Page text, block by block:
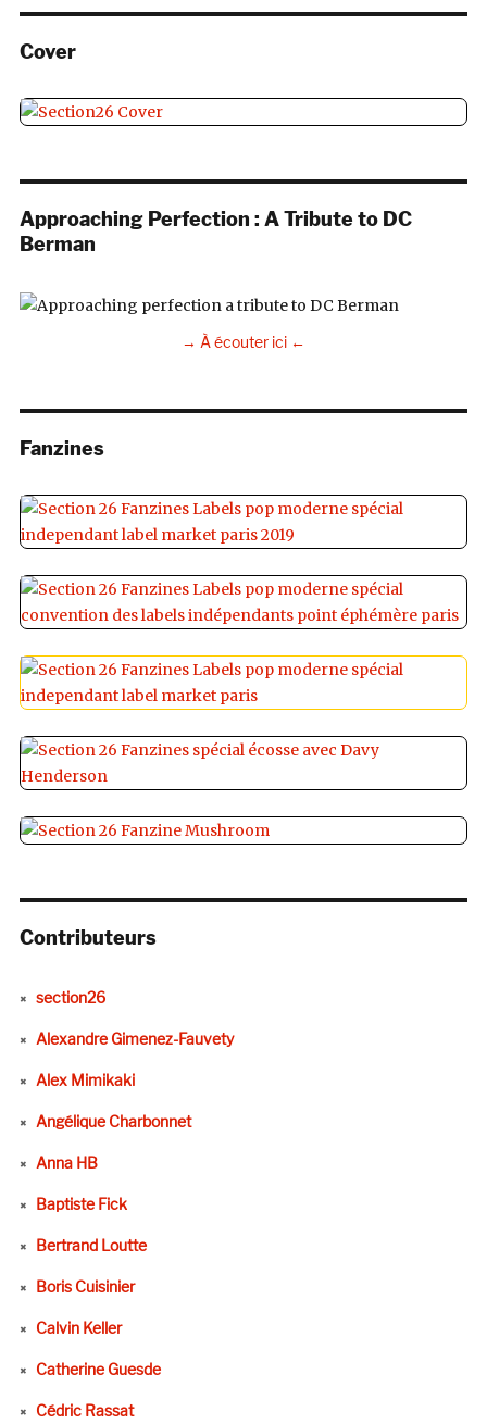
Cover
Approaching Perfection : A Tribute to DC
Berman
→ À écouter ici ←
Fanzines
Contributeurs
section26
Alexandre Gimenez-Fauvety
Alex Mimikaki
Angélique Charbonnet
Anna HB
Baptiste Fick
Bertrand Loutte
Boris Cuisinier
Calvin Keller
Catherine Guesde
Cédric Rassat